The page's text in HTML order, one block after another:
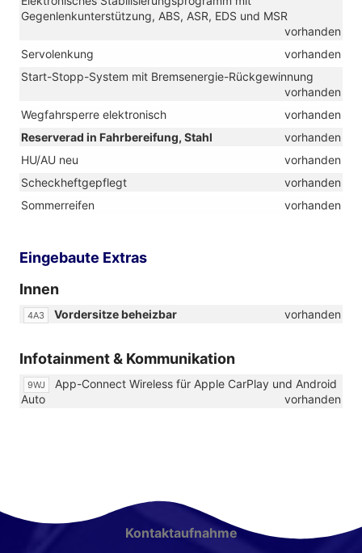
R14))
Gegenlenkunterstützung, ABS, ASR, EDS und MSR
vorhanden
Servolenkung
vorhanden
Start-Stopp-System mit Bremsenergie-Rückgewinnung
vorhanden
Wegfahrsperre elektronisch
vorhanden
Reserverad in Fahrbereifung, Stahl
vorhanden
HU/AU neu
vorhanden
Scheckheftgepflegt
vorhanden
Sommerreifen
vorhanden
Eingebaute Extras
Innen
4A3 Vordersitze beheizbar vorhanden
Infotainment & Kommunikation
9WJ
App-Connect Wireless für Apple CarPlay und Android
Auto
vorhanden
Kontaktaufnahme